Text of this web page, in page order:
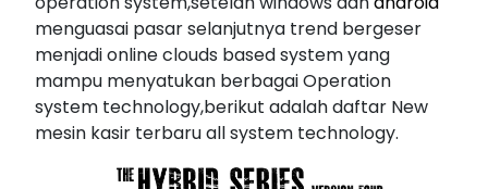
menguasai pasar selanjutnya trend bergeser
menjadi online clouds based system yang
mampu menyatukan berbagai Operation
system technology,berikut adalah daftar New
mesin kasir terbaru all system technology.